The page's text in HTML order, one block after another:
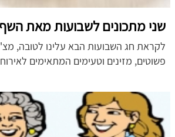
שני מתכונים לשבועות מאת
לקראת חג השבועות הבא עלינו לטובה,
פשוטים, מזינים וטעימים המתאימים